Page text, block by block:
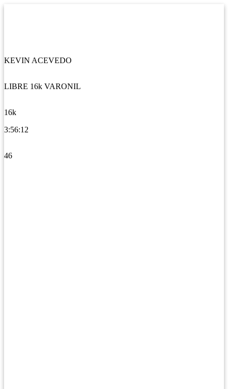
KEVIN ACEVEDO
LIBRE 16k VARONIL
16k
3:56:12
46